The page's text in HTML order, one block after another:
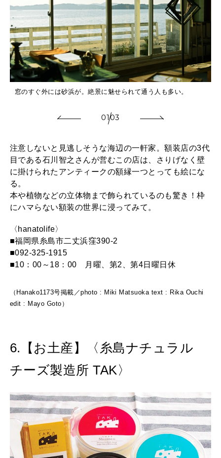
窓のすぐ外には砂浜が。絶景に魅せられて通う人も多い。
0103
注意しないと見逃しそうな海辺の一軒家。額装店の3代
目である石川智之さんが営むこの店は、さりげなく壁
に掛けられたアンティークの額縁一つとっても絵にな
る。
本や植物などの立体物まで飾られているのも驚き！枠
にハマらない額装の世界に浸ってみて。
〈hanatolife〉
■福岡県糸島市二丈浜窪390-2
■092-325-1915
■10：00～18：00 月曜、第2、第4日曜日休
（Hanako1173号掲載／photo : Miki Matsuoka text : Rika Ouchi
edit : Mayo Goto）
6.【お土産】〈糸島ナチュラル
チーズ製造所 TAK〉